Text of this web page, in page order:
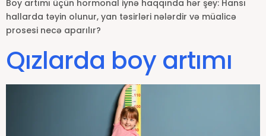
Boy artımı üçün hormonal iynə haqqında hər şey: Hansı
hallarda təyin olunur, yan təsirləri nələrdir və müalicə
prosesi necə aparılır?
Qızlarda boy artımı